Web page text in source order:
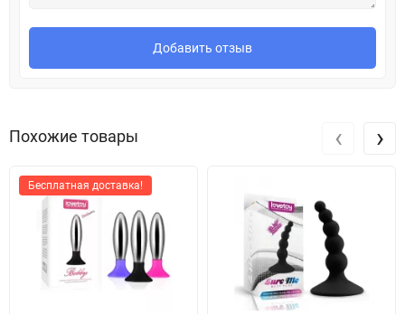
Добавить отзыв
Похожие товары
Бесплатная доставка!
‹ ›